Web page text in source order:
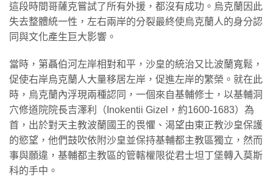
這段時間哥薩克嘗試了所有外援，都沒有成功。烏克蘭因此
失去整體統一性，左右兩岸的分裂最終使烏克蘭人的身分認
同與文化產生巨大影響。
當時，第聶伯河左岸相對和平，沙皇的統治又比波蘭寬鬆，
促使右岸烏克蘭人大量移居左岸，促進左岸的繁榮。就在此
時，烏克蘭內浮現兩種認同，一個來自基輔修士，以基輔洞
穴修道院院長吉澤利（Inokentii Gizel，約1600-1683）為
首，出於對天主教波蘭國王的畏懼、渴望由東正教沙皇保護
的慾望，他們鼓吹依附沙皇並保持基輔都主教區獨立，然而
事與願違，基輔都主教區的管轄權限從君士坦丁堡轉入莫斯
科的手中。